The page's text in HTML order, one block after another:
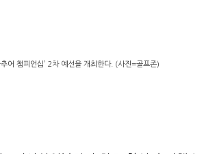
어 챔피언십’ 2차 예선을 개최한다. (사진=골프존)